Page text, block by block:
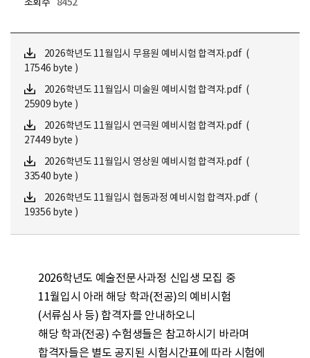
조회수
8452
2026학년도 11월입시 무용원 예비시험 합격자.pdf (
17546 byte )
2026학년도 11월입시 미술원 예비시험 합격자.pdf (
25909 byte )
2026학년도 11월입시 연극원 예비시험 합격자.pdf (
27449 byte )
2026학년도 11월입시 영상원 예비시험 합격자.pdf (
33540 byte )
2026학년도 11월입시 협동과정 예비시험 합격자.pdf (
19356 byte )
2026학년도 예술전문사과정 신입생 모집 중
11월입시 아래 해당 학과(전공)의 예비시험
(서류심사 등) 합격자를 안내하오니
해당 학과(전공) 수험생들은 참고하시기 바라며
합격자들은 별도 공지된 시험시간표에 따라 시험에